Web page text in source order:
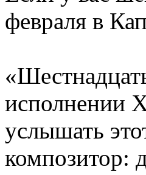
февраля в
исполнении
услышать
композитор: